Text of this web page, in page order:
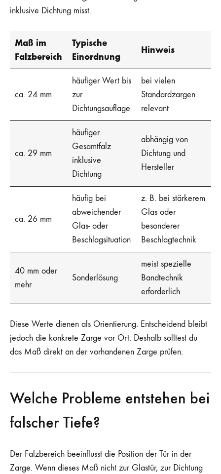
inklusive Dichtung misst.
Maß im
Falzbereich
Typische
Einordnung
Hinweis
ca. 24 mm
häufiger Wert bis
zur
Dichtungsauflage
bei vielen
Standardzargen
relevant
ca. 29 mm
häufiger
Gesamtfalz
inklusive
Dichtung
abhängig von
Dichtung und
Hersteller
ca. 26 mm
häufig bei
abweichender
Glas- oder
Beschlagsituation
z. B. bei stärkerem
Glas oder
besonderer
Beschlagtechnik
40 mm oder
mehr
Sonderlösung
meist spezielle
Bandtechnik
erforderlich
Diese Werte dienen als Orientierung. Entscheidend bleibt
jedoch die konkrete Zarge vor Ort. Deshalb solltest du
das Maß direkt an der vorhandenen Zarge prüfen.
Welche Probleme entstehen bei
falscher Tiefe?
Der Falzbereich beeinflusst die Position der Tür in der
Zarge. Wenn dieses Maß nicht zur Glastür, zur Dichtung